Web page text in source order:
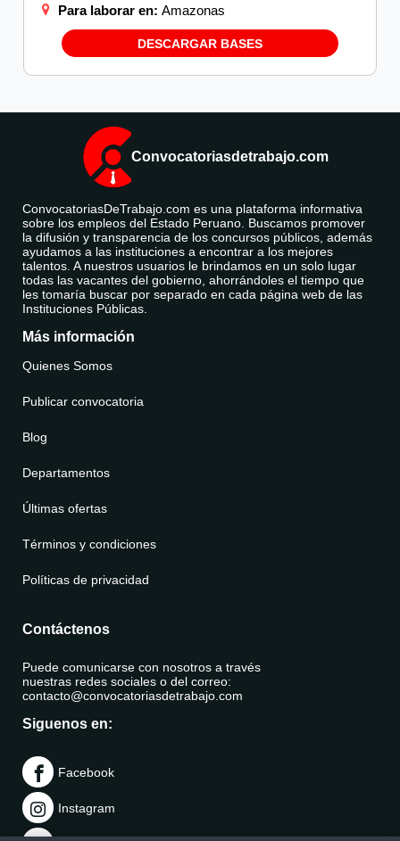
Para laborar en: Amazonas
DESCARGAR BASES
Convocatoriasdetrabajo.com
ConvocatoriasDeTrabajo.com es una plataforma informativa
sobre los empleos del Estado Peruano. Buscamos promover
la difusión y transparencia de los concursos públicos, además
ayudamos a las instituciones a encontrar a los mejores
talentos. A nuestros usuarios le brindamos en un solo lugar
todas las vacantes del gobierno, ahorrándoles el tiempo que
les tomaría buscar por separado en cada página web de las
Instituciones Públicas.
Más información
Quienes Somos
Publicar convocatoria
Blog
Departamentos
Últimas ofertas
Términos y condiciones
Políticas de privacidad
Contáctenos
Puede comunicarse con nosotros a través
nuestras redes sociales o del correo:
contacto@convocatoriasdetrabajo.com
Siguenos en:
Facebook
Instagram